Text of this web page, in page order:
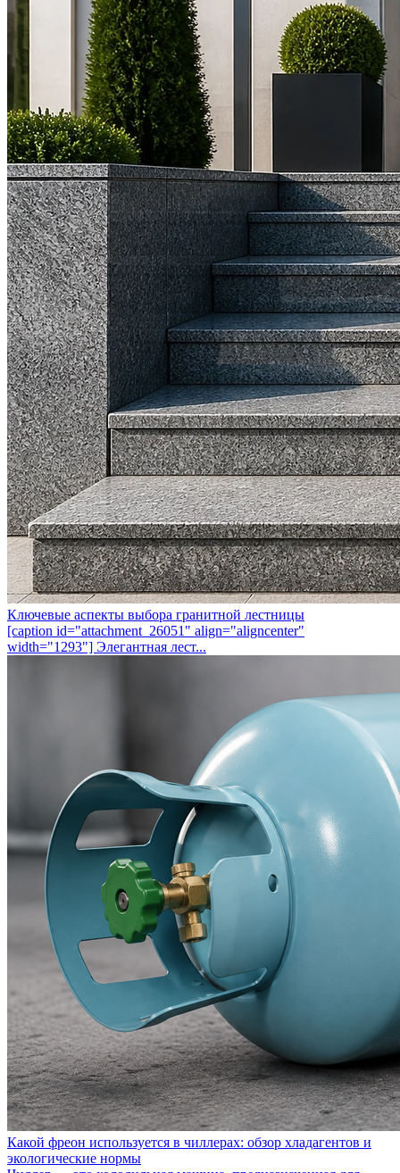
Ключевые аспекты выбора гранитной лестницы
[caption id="attachment_26051" align="aligncenter"
width="1293"] Элегантная лест...
Какой фреон используется в чиллерах: обзор хладагентов и
экологические нормы